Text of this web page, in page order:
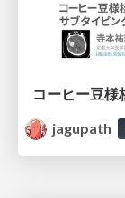
jagupath